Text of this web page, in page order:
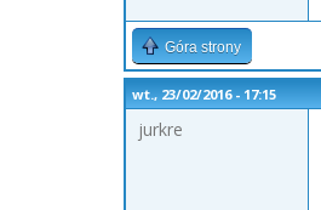
Góra strony
wt., 23/02/2016 - 17:15
jurkre